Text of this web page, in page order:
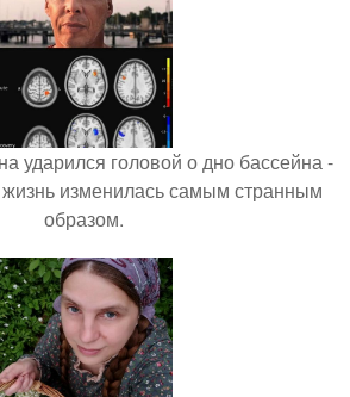
ударился головой о дно бассейна -
жизнь изменилась самым странным
образом.